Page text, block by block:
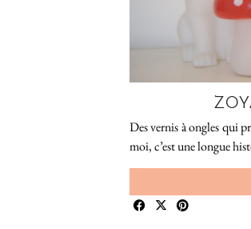
Des vernis à ongles qui
moi, c’est une longue